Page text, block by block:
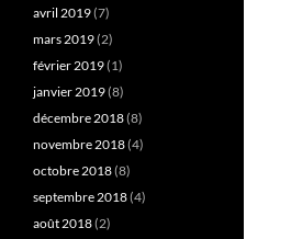
avril 2019(7)
mars 2019(2)
février 2019(1)
janvier 2019(8)
décembre 2018(8)
novembre 2018(4)
octobre 2018(8)
septembre 2018(4)
août 2018(2)